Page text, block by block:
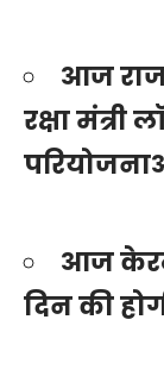
आज
रक्षा मंत्री
आज
दिन की